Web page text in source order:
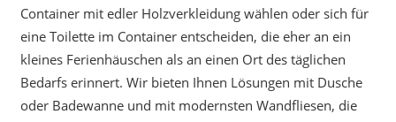
Container mit edler Holzverkleidung wählen oder sich für
eine Toilette im Container entscheiden, die eher an ein
kleines Ferienhäuschen als an einen Ort des täglichen
Bedarfs erinnert. Wir bieten Ihnen Lösungen mit Dusche
oder Badewanne und mit modernsten Wandfliesen, die